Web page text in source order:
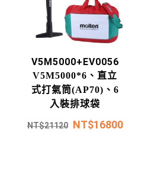
V5M5000+EV0056
V5M5000*6、直立
式打氣筒(AP70)、6
入裝排球袋
NT$21120 NT$16800